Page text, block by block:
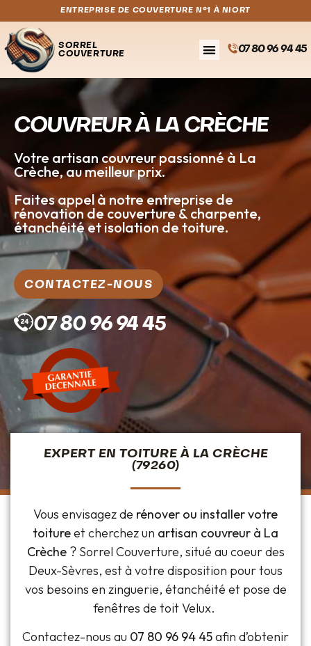
ENTREPRISE DE COUVERTURE N°1 À NIORT
SORREL
COUVERTURE
07 80 96 94 45
COUVREUR À LA CRÈCHE
Votre artisan couvreur passionné à La
Crèche, au meilleur prix.
Faites appel à notre entreprise de
rénovation de couverture & charpente,
étanchéité et isolation de toiture.
CONTACTEZ-NOUS
07 80 96 94 45
EXPERT EN TOITURE À LA CRÈCHE
(79260)
Vous envisagez de rénover ou installer votre
toitureet cherchez un artisan couvreur à La
Crèche? Sorrel Couverture, situé au coeur des
Deux-Sèvres, est à votre disposition pour tous
vos besoins en zinguerie, étanchéité et pose de
fenêtres de toit Velux.
Contactez-nous au 07 80 96 94 45afin d’obtenir